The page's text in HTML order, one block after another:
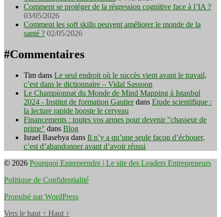
Comment se protéger de la régression cognitive face à l’IA ?
03/05/2026
Comment les soft skills peuvent améliorer le monde de la
santé ? 02/05/2026
#Commentaires
Tim dans Le seul endroit où le succès vient avant le travail,
c’est dans le dictionnaire – Vidal Sassoon
Le Championnat du Monde de Mind Mapping à Istanbul
2024 - Institut de formation Gautierdans Etude scientifique :
la lecture rapide booste le cerveau
Financements : toutes vos armes pour devenir "chasseur de
prime" dans Blog
Israel Basebya dans Il n’y a qu’une seule façon d’échouer,
c’est d’abandonner avant d’avoir réussi
© 2026 Pourquoi Entreprendre | Le site des Leaders Entrepreneurs
Politique de Confidentialité
Propulsé par WordPress
Vers le haut ↑ Haut ↑